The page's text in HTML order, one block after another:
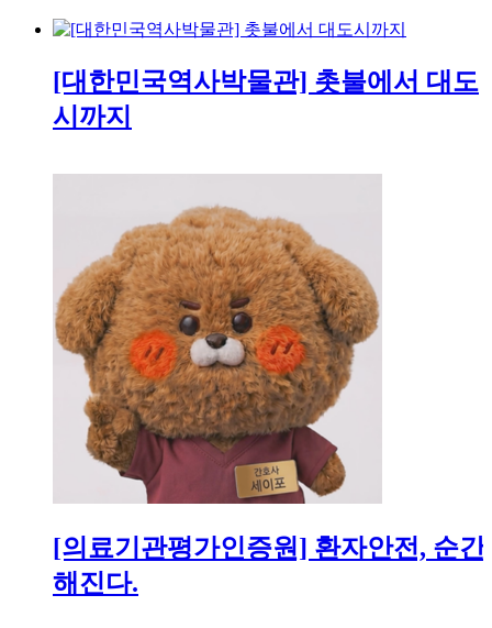
[대한민국역사박물관] 촛불에서 대도
시까지
[의료기관평가인증원] 환자안전, 순간
해진다.